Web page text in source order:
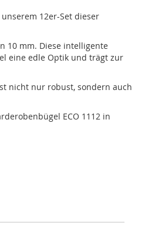
12er-Set dieser
10 mm. Diese intelligente
eine edle Optik und trägt zur
nicht nur robust, sondern auch
ECO 1112 in